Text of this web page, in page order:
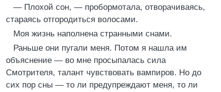
— Плохой сон, — пробормотала, отворачиваясь,
стараясь отгородиться волосами.
Моя жизнь наполнена странными снами.
Раньше они пугали меня. Потом я нашла им
объяснение — во мне просыпалась сила
Смотрителя, талант чувствовать вампиров. Но до
сих пор сны — то ли предупреждают меня, то ли